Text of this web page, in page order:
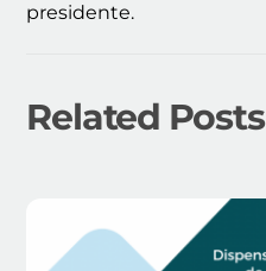
presidente.
Related Posts